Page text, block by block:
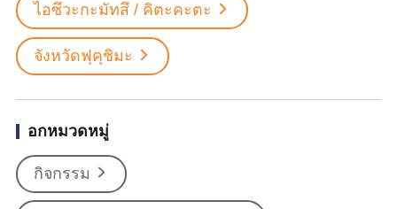
ไอซึวะกะมัทสึ / คิตะคะตะ
จังหวัดฟุคุชิมะ
อกหมวดหมู่
กิจกรรม